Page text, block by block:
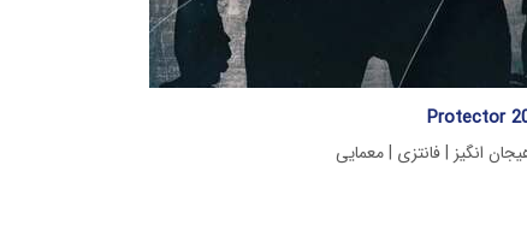
انگیز | فانتزی | معمایی